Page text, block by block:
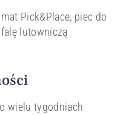
Pick&Place, piec do
lutowniczą
wielu tygodniach